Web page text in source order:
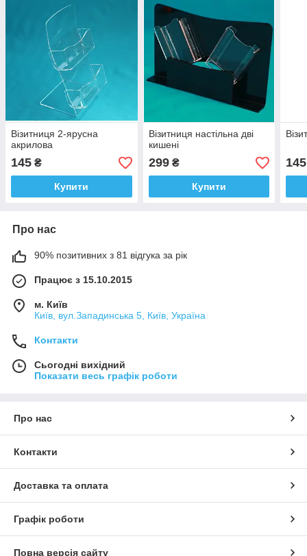
Візитниця 2-ярусна
акрилова
145 ₴
Купити
Візитниця настільна дві
кишені
299₴
Купити
145
Про нас
90% позитивних з 81 відгука за рік
Працює з 15.10.2015
м. Київ
Київ, вул.Западинська 5, Київ, Україна
Контакти
Сьогодні вихідний
Показати весь графік роботи
Про нас
Контакти
Доставка та оплата
Графік роботи
Повна версія сайту